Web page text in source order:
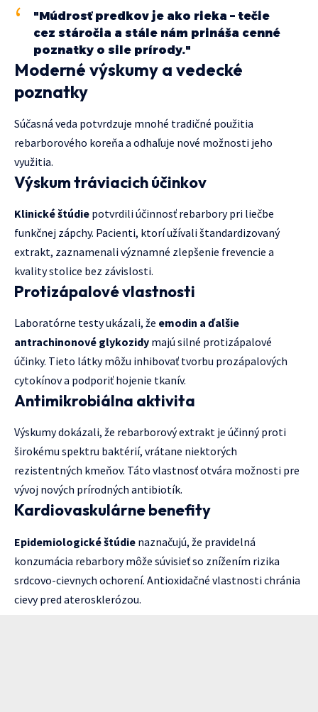
"Múdrosť predkov je ako rieka – tečie
cez stáročia a stále nám prináša cenné
poznatky o sile prírody."
Moderné výskumy a vedecké
poznatky
Súčasná veda potvrdzuje mnohé tradičné použitia
rebarborového koreňa a odhaľuje nové možnosti jeho
využitia.
Výskum tráviacich účinkov
Klinické štúdie potvrdili účinnosť rebarbory pri liečbe
funkčnej zápchy. Pacienti, ktorí užívali štandardizovaný
extrakt, zaznamenali významné zlepšenie frevencie a
kvality stolice bez závislosti.
Protizápalové vlastnosti
Laboratórne testy ukázali, že emodin a ďalšie
antrachinonové glykozidy majú silné protizápalové
účinky. Tieto látky môžu inhibovať tvorbu prozápalových
cytokínov a podporiť hojenie tkanív.
Antimikrobiálna aktivita
Výskumy dokázali, že rebarborový extrakt je účinný proti
širokému spektru baktérií, vrátane niektorých
rezistentných kmeňov. Táto vlastnosť otvára možnosti pre
vývoj nových prírodných antibiotík.
Kardiovaskulárne benefity
Epidemiologické štúdie naznačujú, že pravidelná
konzumácia rebarbory môže súvisieť so znížením rizika
srdcovo-cievnych ochorení. Antioxidačné vlastnosti chránia
cievy pred aterosklerózou.